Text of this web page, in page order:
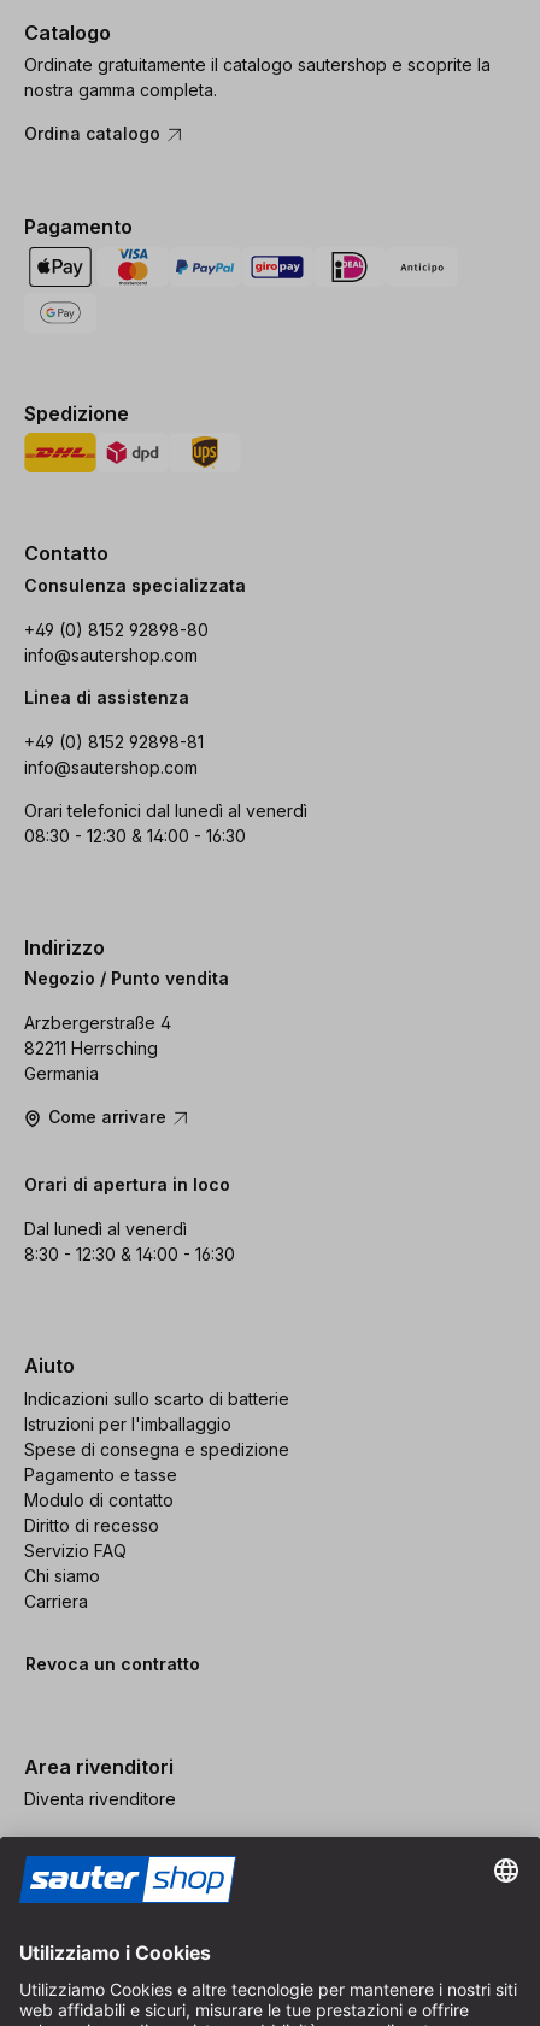
Catalogo
Ordinate gratuitamente il catalogo sautershop e scoprite la
nostra gamma completa.
Ordina catalogo
Pagamento
Spedizione
Contatto
Consulenza specializzata
+49 (0) 8152 92898-80
info@sautershop.com
Linea di assistenza
+49 (0) 8152 92898-81
info@sautershop.com
Orari telefonici dal lunedì al venerdì
08:30 - 12:30 & 14:00 - 16:30
Indirizzo
Negozio / Punto vendita
Arzbergerstraße 4
82211 Herrsching
Germania
Come arrivare
Orari di apertura in loco
Dal lunedì al venerdì
8:30 - 12:30 & 14:00 - 16:30
Aiuto
Indicazioni sullo scarto di batterie
Istruzioni per l'imballaggio
Spese di consegna e spedizione
Pagamento e tasse
Modulo di contatto
Diritto di recesso
Servizio FAQ
Chi siamo
Carriera
Revoca un contratto
Area rivenditori
Diventa rivenditore
CGV